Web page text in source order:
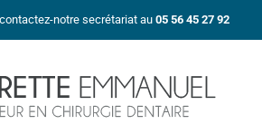
notre secrétariat au 05 56 45 27 92